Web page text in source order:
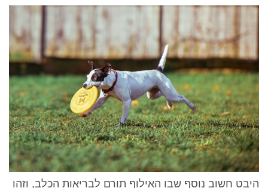
היבט חשוב נוסף שבו האילוף תורם לבריאות הכלב, וזהו